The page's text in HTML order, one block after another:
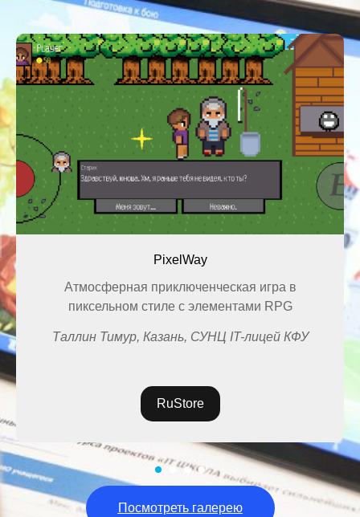
PixelWay
Атмосферная приключенческая игра в
пиксельном стиле с элементами RPG
Таллин Тимур, Казань, СУНЦ IT-лицей КФУ
RuStore
Посмотреть галерею